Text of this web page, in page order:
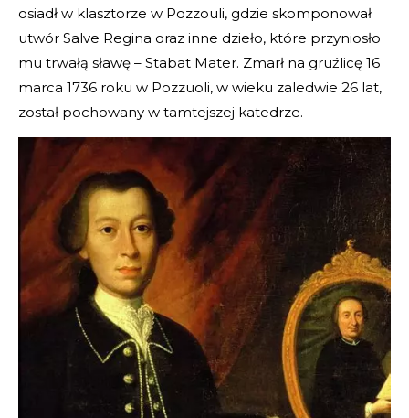
osiadł w klasztorze w Pozzouli, gdzie skomponował
utwór Salve Regina oraz inne dzieło, które przyniosło
mu trwałą sławę – Stabat Mater. Zmarł na gruźlicę 16
marca 1736 roku w Pozzuoli, w wieku zaledwie 26 lat,
został pochowany w tamtejszej katedrze.